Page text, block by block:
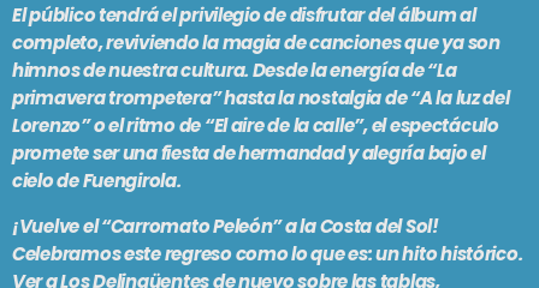
SE VIENE . . .
PASADO LIVE
12:00 pm - 2:00 pm
PARAISO SOCIAL CLUB
2:00 pm - 5:00 pm
El público tendrá el privilegio de disfrutar del álbum al
completo, reviviendo la magia de canciones que ya son
himnos de nuestra cultura. Desde la energía de “La
primavera trompetera” hasta la nostalgia de “A la luz del
Lorenzo” o el ritmo de “El aire de la calle”, el espectáculo
promete ser una fiesta de hermandad y alegría bajo el
cielo de Fuengirola.
¡Vuelve el “Carromato Peleón” a la Costa del Sol!
Celebramos este regreso como lo que es: un hito histórico.
Ver a Los Delinqüentes de nuevo sobre las tablas,